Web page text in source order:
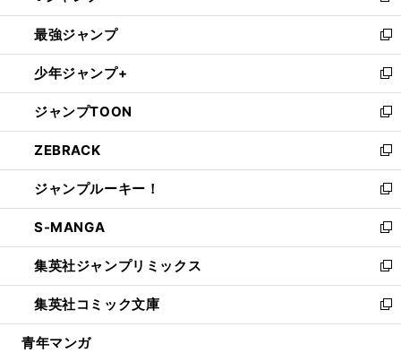
ン
ド
ウ
で
開
く
ウ
ィ
ン
ド
ウ
で
開
く
し
い
ウ
ィ
ン
ド
ウ
で
開
く
最強ジャンプ
新
し
い
ウ
ィ
ン
ド
ウ
で
開
く
少年ジャンプ+
新
し
い
ウ
ィ
ン
ド
ウ
で
開
く
ジャンプTOON
新
し
い
ウ
ィ
ン
ド
ウ
で
開
く
ZEBRACK
新
し
い
ウ
ィ
ン
ド
ウ
で
開
ジャンプルーキー！
新
し
い
ウ
ィ
ン
ド
ウ
S-MANGA
新
し
い
ウ
ィ
ン
集英社ジャンプリミックス
新
し
い
ウ
集英社コミック文庫
新
し
青年マンガ